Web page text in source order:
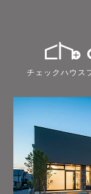
チェックハウス